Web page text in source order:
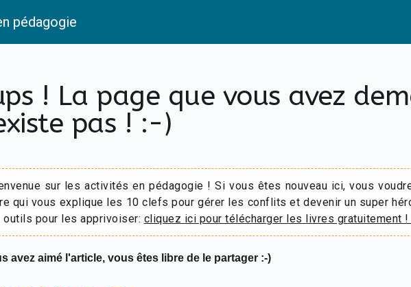
pédagogie
! La page que vous avez
pas ! :-)
sur les activités en pédagogie ! Si vous êtes nouveau ici, vous
qui vous explique les 10 clefs pour gérer les conflits et devenir un super
outils pour les apprivoiser: cliquez ici pour télécharger les livres gratuitement !
avez aimé l'article, vous êtes libre de le partager :-)